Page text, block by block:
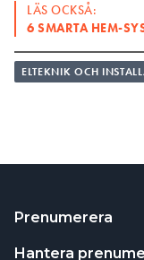
LÄS OCKSÅ:
6 SMARTA HEM-
ELTEKNIK OCH
Prenumerera
Hantera